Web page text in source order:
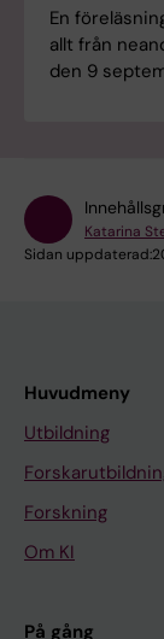
En
allt från
den 9
Katarina
Sidan uppdaterad:
Huvudmeny
Utbildning
Forskning
Om KI
På gång